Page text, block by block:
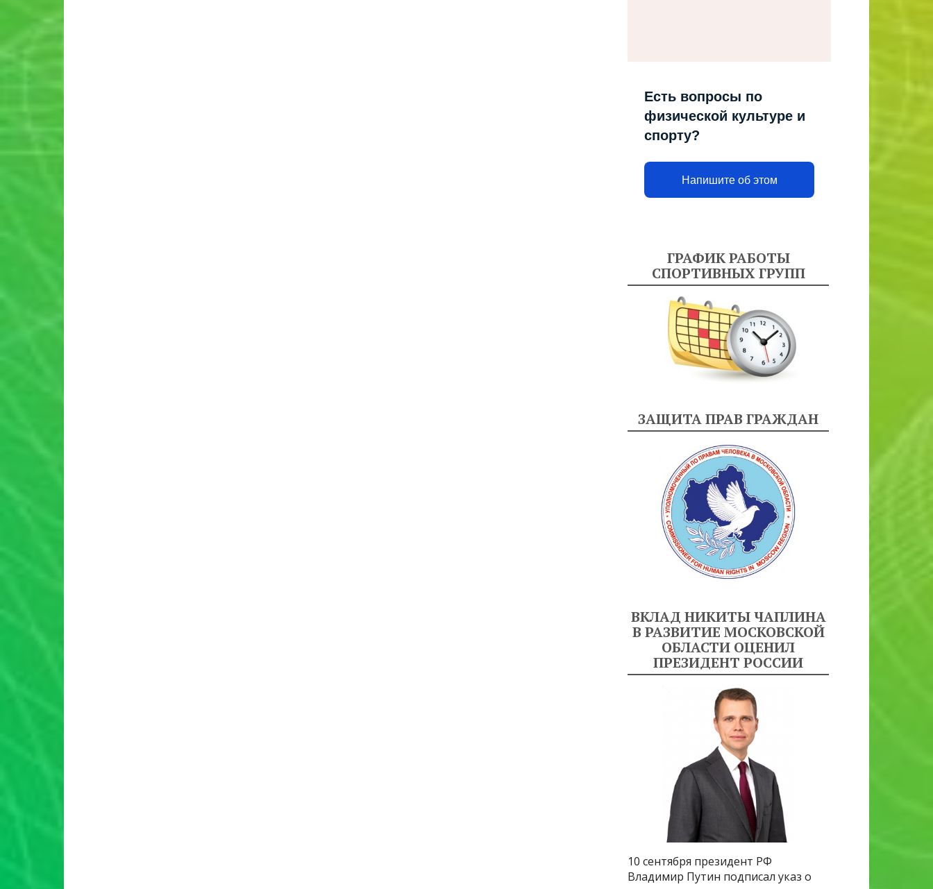
Есть вопросы по
физической культуре и
спорту?
Напишите об этом
ГРАФИК РАБОТЫ
СПОРТИВНЫХ ГРУПП
ЗАЩИТА ПРАВ ГРАЖДАН
ВКЛАД НИКИТЫ ЧАПЛИНА
В РАЗВИТИЕ МОСКОВСКОЙ
ОБЛАСТИ ОЦЕНИЛ
ПРЕЗИДЕНТ РОССИИ
10 сентября президент РФ
Владимир Путин подписал указ о